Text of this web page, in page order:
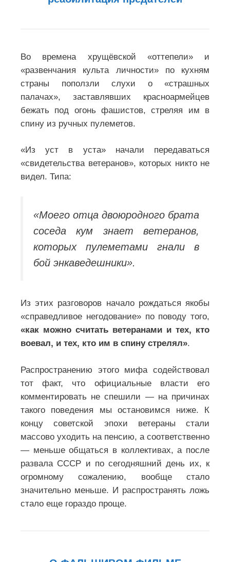
Во времена хрущёвской «оттепели» и
«развенчания культа личности» по кухням
страны поползли слухи о «страшных
палачах», заставлявших красноармейцев
бежать под огонь фашистов, стреляя им в
спину из ручных пулеметов.
«Из уст в уста» начали передаваться
«свидетельства ветеранов», которых никто не
видел. Типа:
«Моего отца двоюродного брата
соседа кум знает ветеранов,
которых пулеметами гнали в
бой энкаведешники».
Из этих разговоров начало рождаться якобы
«справедливое негодование» по поводу того,
«как можно считать ветеранами и тех, кто
воевал, и тех, кто им в спину стрелял».
Распространению этого мифа содействовал
тот факт, что официальные власти его
комментировать не спешили — на причинах
такого поведения мы остановимся ниже. К
концу советской эпохи ветераны стали
массово уходить на пенсию, а соответственно
— меньше общаться в коллективах, а после
развала СССР и по сегодняшний день их, к
огромному сожалению, вообще стало
значительно меньше. И распространять ложь
стало еще гораздо проще.